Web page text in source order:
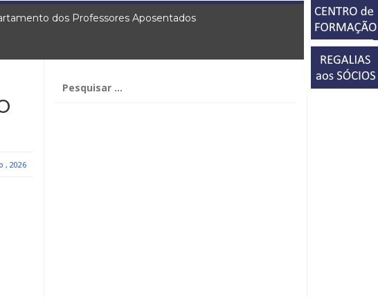
dos Professores Aposentados
, 2026
por: